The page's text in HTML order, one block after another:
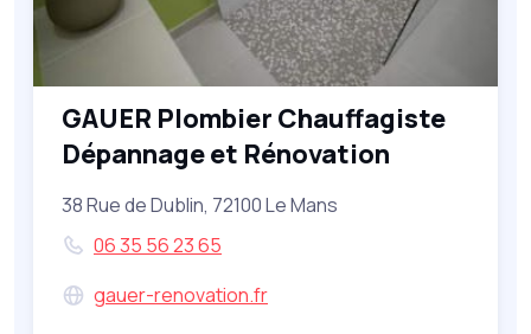
GAUER Plombier Chauffagiste
Dépannage et Rénovation
38 Rue de Dublin, 72100 Le Mans
06 35 56 23 65
gauer-renovation.fr